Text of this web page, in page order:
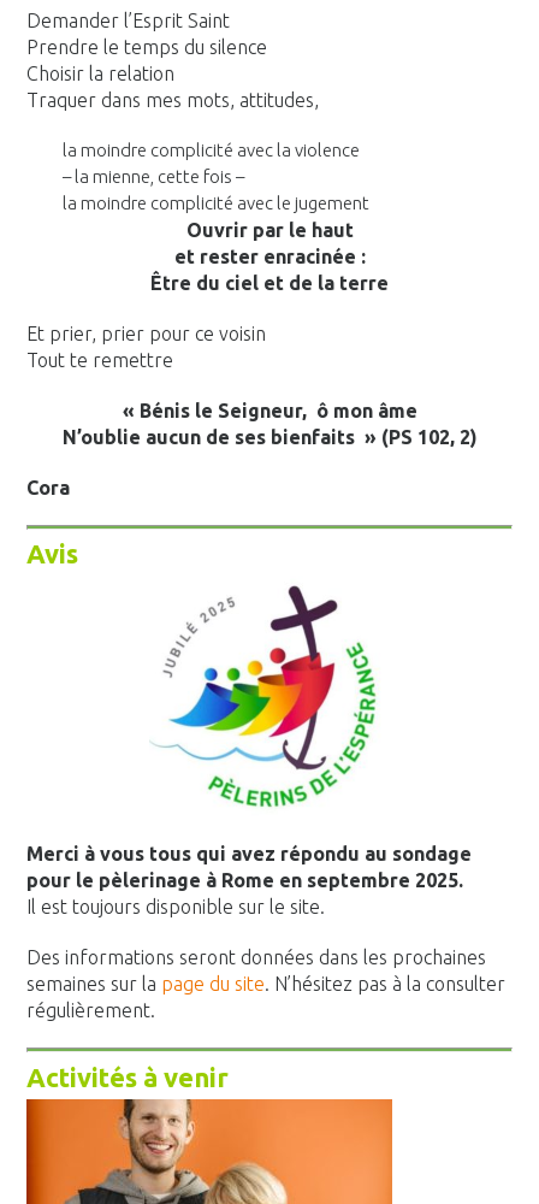
Demander l’Esprit Saint
Prendre le temps du silence
Choisir la relation
Traquer dans mes mots, attitudes,
la moindre complicité avec la violence
– la mienne, cette fois –
la moindre complicité avec le jugement
Ouvrir par le haut
et rester enracinée :
Être du ciel et de la terre
Et prier, prier pour ce voisin
Tout te remettre
« Bénis le Seigneur, ô mon âme
N’oublie aucun de ses bienfaits » (PS 102, 2)
Cora
Avis
Merci à vous tous qui avez répondu au sondage
pour le pèlerinage à Rome en septembre 2025.
Il est toujours disponible sur le site.
Des informations seront données dans les prochaines
semaines sur la page du site. N’hésitez pas à la consulter
régulièrement.
Activités à venir